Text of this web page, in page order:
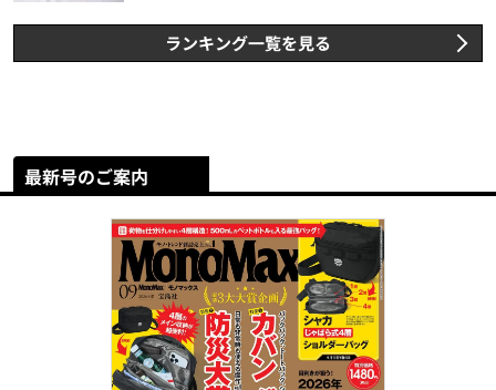
ランキング一覧を見る
最新号のご案内